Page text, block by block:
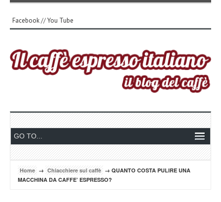
Facebook//You Tube
Home → Chiacchiere sul caffè → QUANTO COSTA PULIRE UNA
MACCHINA DA CAFFE’ ESPRESSO?